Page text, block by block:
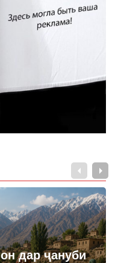
дар ҷануби